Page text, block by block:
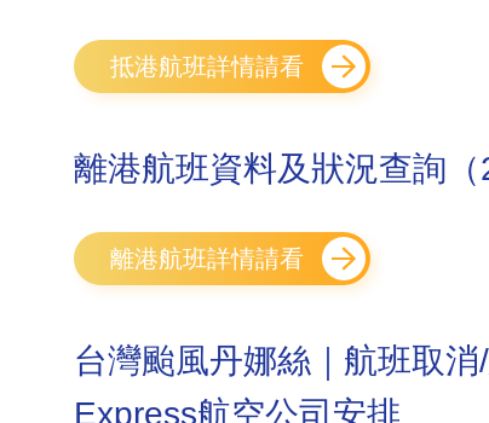
抵港航班詳情請看
離港航班資料及狀況查詢
離港航班詳情請看
台灣颱風丹娜絲｜航班取
Express航空公司安排